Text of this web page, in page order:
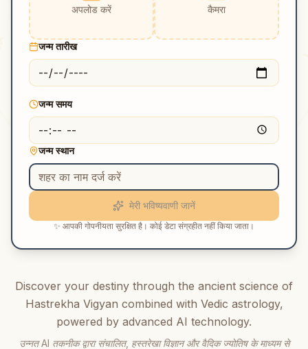
♉
♊
♋
अपलोड करें कैमरा
जन्म तारीख
जन्म समय
जन्म स्थान
मेरी भविष्यवाणी जानें
✨ आपकी गोपनीयता सुरक्षित है। कोई डेटा संग्रहीत नहीं किया जाता।
Discover your destiny through the ancient science of
Hastrekha Vigyan combined with Vedic astrology,
powered by advanced AI technology.
उन्नत AI तकनीक द्वारा संचालित, हस्तरेखा विज्ञान और वैदिक ज्योतिष के माध्यम से